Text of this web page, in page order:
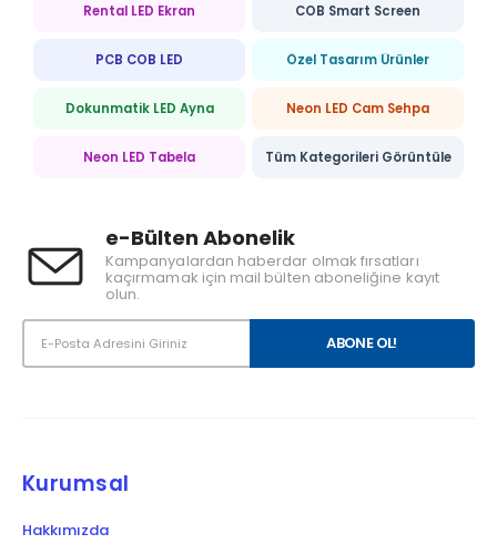
Rental LED Ekran COB Smart Screen
PCB COB LED Özel Tasarım Ürünler
Dokunmatik LED Ayna Neon LED Cam Sehpa
Neon LED Tabela Tüm Kategorileri Görüntüle
e-Bülten Abonelik
Kampanyalardan haberdar olmak fırsatları
kaçırmamak için mail bülten aboneliğine kayıt
olun.
Kurumsal
Hakkımızda